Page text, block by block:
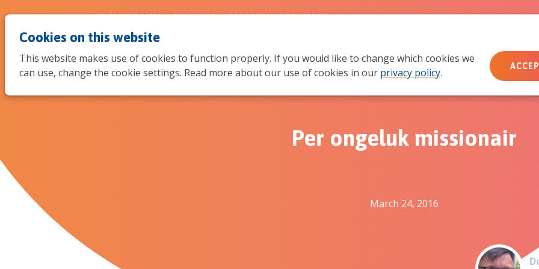
Cookies on this website
This website makes use of cookies to function properly. If you would like to change which cookies we
can use, change the cookie settings. Read more about our use of cookies in our privacy policy.
Wie wij zijn Wat we doen Doe mee
JEUGDTRENDS 2026 SAMEN JONG BROCHURE MACHTSMISBRUIK
Per ongeluk missionair
March 24, 2016